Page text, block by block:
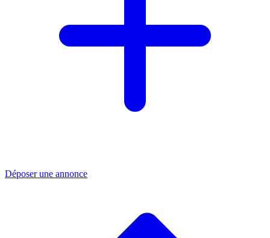
Déposer une annonce